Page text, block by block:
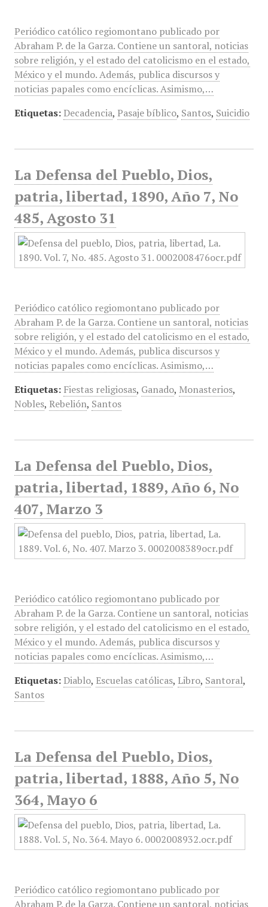
Periódico católico regiomontano publicado por
Abraham P. de la Garza. Contiene un santoral, noticias
sobre religión, y el estado del catolicismo en el estado,
México y el mundo. Además, publica discursos y
noticias papales como encíclicas. Asimismo,…
Etiquetas: Decadencia, Pasaje bíblico, Santos, Suicidio
La Defensa del Pueblo, Dios,
patria, libertad, 1890, Año 7, No
485, Agosto 31
Periódico católico regiomontano publicado por
Abraham P. de la Garza. Contiene un santoral, noticias
sobre religión, y el estado del catolicismo en el estado,
México y el mundo. Además, publica discursos y
noticias papales como encíclicas. Asimismo,…
Etiquetas: Fiestas religiosas, Ganado, Monasterios,
Nobles, Rebelión, Santos
La Defensa del Pueblo, Dios,
patria, libertad, 1889, Año 6, No
407, Marzo 3
Periódico católico regiomontano publicado por
Abraham P. de la Garza. Contiene un santoral, noticias
sobre religión, y el estado del catolicismo en el estado,
México y el mundo. Además, publica discursos y
noticias papales como encíclicas. Asimismo,…
Etiquetas: Diablo, Escuelas católicas, Libro, Santoral,
Santos
La Defensa del Pueblo, Dios,
patria, libertad, 1888, Año 5, No
364, Mayo 6
Periódico católico regiomontano publicado por
Abraham P. de la Garza. Contiene un santoral, noticias